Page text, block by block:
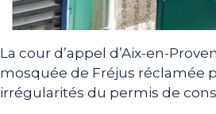
La cour d’appel d’Aix-en-
mosquée de Fréjus réclamée
irrégularités du permis de